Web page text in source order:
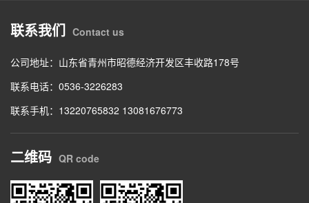
联系我们 Contact us
公司地址：山东省青州市昭德经济开发区丰收路178号
联系电话：0536-3226283
联系手机：13220765832 13081676773
二维码 QR code